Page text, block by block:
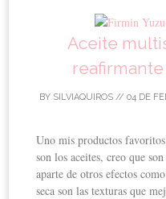
Aceite
BY SILVIAQUIROS// 04 DE
Uno mis productos
son los aceites, creo que
aparte de otros efectos
seca son las texturas que